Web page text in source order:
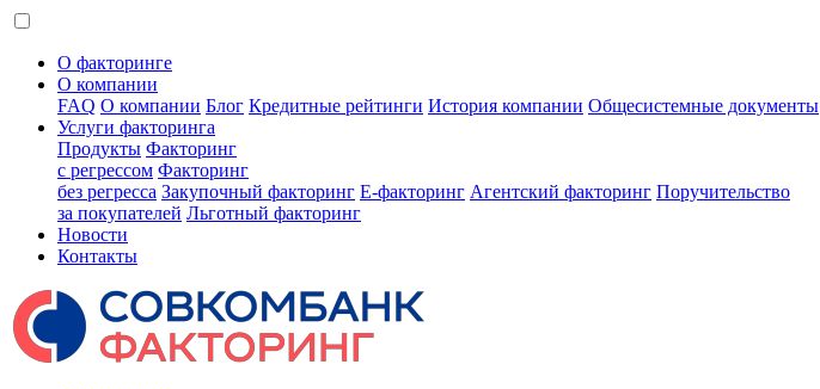
О факторинге
О компании
FAQ О компании Блог Кредитные рейтинги История компании Общесистемные документы
Услуги факторинга
Продукты Факторинг
с регрессом Факторинг
без регресса Закупочный факторинг E-факторинг Агентский факторинг Поручительство
за покупателей Льготный факторинг
Новости
Контакты